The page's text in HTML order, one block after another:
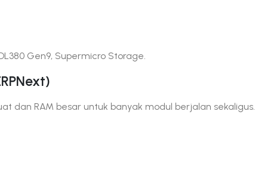
Gen9, Supermicro Storage.
dan RAM besar untuk banyak modul berjalan sekaligus.